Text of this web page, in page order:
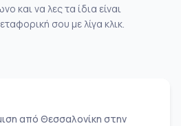
και να λες τα ίδια είναι
σου με λίγα κλικ.
από Θεσσαλονίκη στην